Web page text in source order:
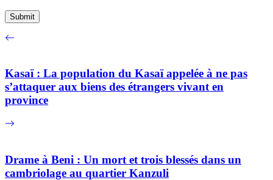
Kasaï : La population du Kasaï appelée à ne pas
s’attaquer aux biens des étrangers vivant en
province
Drame à Beni : Un mort et trois blessés dans un
cambriolage au quartier Kanzuli